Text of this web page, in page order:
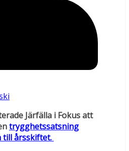
Järfälla i Fokus att
trygghetssatsning
till årsskiftet.